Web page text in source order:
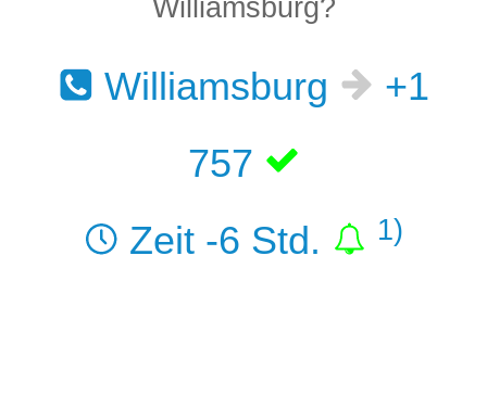
Williamsburg?
Williamsburg
+1
757
Zeit -6 Std.
1)